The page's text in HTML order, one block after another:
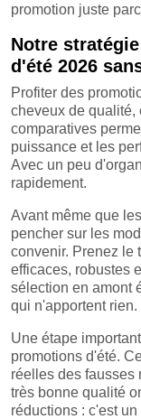
promotion juste
Notre
d'été 2026
Profiter des
cheveux de qualité,
comparatives
puissance et les
Avec un peu
rapidement.
Avant même que
pencher sur les
convenir. Prenez le
efficaces, robustes
sélection en amont
qui n'apportent
Une étape
promotions d'été.
réelles des fausses
très bonne qualité
réductions : c'est